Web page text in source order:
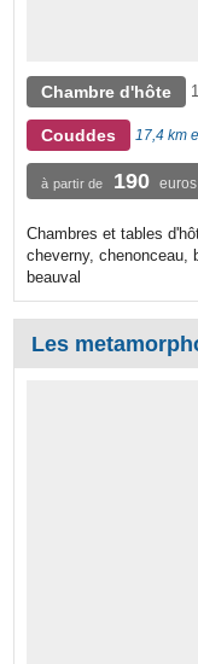
Chambre d'hôte
Couddes 17,4 km
à partir de 190
Chambres et tables
cheverny, chenonceau,
beauval
Les